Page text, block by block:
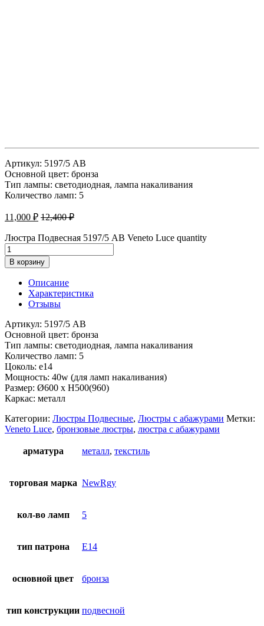
Артикул: 5197/5 AB
Основной цвет: бронза
Тип лампы: светодиодная, лампа накаливания
Количество ламп: 5
11,000 ₽ 12,400₽
Люстра Подвесная 5197/5 AB Veneto Luce quantity
В корзину
Описание
Характеристика
Отзывы
Артикул: 5197/5 AB
Основной цвет: бронза
Тип лампы: светодиодная, лампа накаливания
Количество ламп: 5
Цоколь: e14
Мощность: 40w (для ламп накаливания)
Размер: Ø600 x H500(960)
Каркас: металл
Категории: Люстры Подвесные, Люстры с абажурами Метки:
Veneto Luce, бронзовые люстры, люстра с абажурами
арматура металл, текстиль
торговая марка NewRgy
кол-во ламп 5
тип патрона E14
основной цвет бронза
тип конструкции подвесной